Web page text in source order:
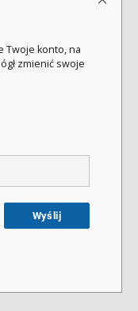
Twoje konto, na
zmienić swoje
Wyślij